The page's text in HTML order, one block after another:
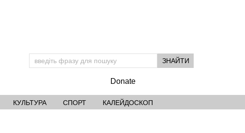
Donate
КУЛЬТУРА СПОРТ КАЛЕЙДОСКОП